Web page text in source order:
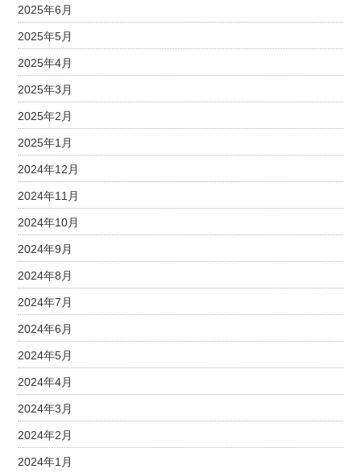
2025年6月
2025年5月
2025年4月
2025年3月
2025年2月
2025年1月
2024年12月
2024年11月
2024年10月
2024年9月
2024年8月
2024年7月
2024年6月
2024年5月
2024年4月
2024年3月
2024年2月
2024年1月